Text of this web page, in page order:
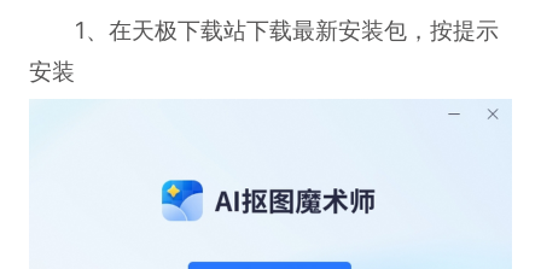
1、在天极下载站下载最新安装包，按提示
安装